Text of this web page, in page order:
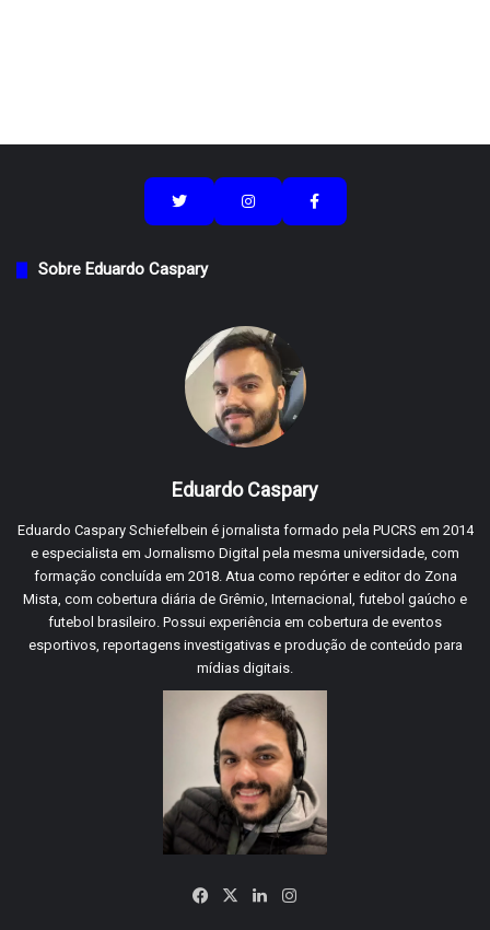
Sobre Eduardo Caspary
Eduardo Caspary
Eduardo Caspary Schiefelbein é jornalista formado pela PUCRS em 2014
e especialista em Jornalismo Digital pela mesma universidade, com
formação concluída em 2018. Atua como repórter e editor do Zona
Mista, com cobertura diária de Grêmio, Internacional, futebol gaúcho e
futebol brasileiro. Possui experiência em cobertura de eventos
esportivos, reportagens investigativas e produção de conteúdo para
mídias digitais.
Facebook
X LinkedinInstagram